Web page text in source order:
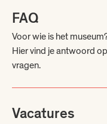
FAQ
Voor wie is het
Hier vind je antwoord
vragen.
Vacatures